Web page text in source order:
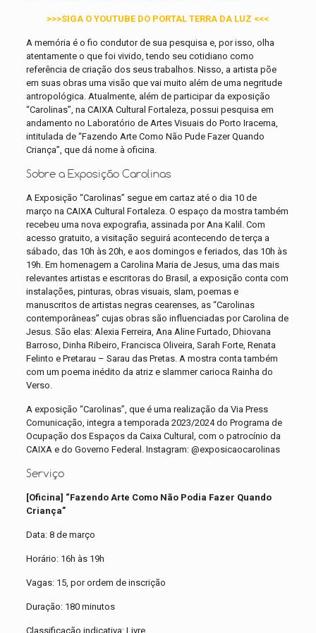
>>>SIGA O YOUTUBE DO PORTAL TERRA DA LUZ <<<
A memória é o fio condutor de sua pesquisa e, por isso, olha
atentamente o que foi vivido, tendo seu cotidiano como
referência de criação dos seus trabalhos. Nisso, a artista põe
em suas obras uma visão que vai muito além de uma negritude
antropológica. Atualmente, além de participar da exposição
“Carolinas”, na CAIXA Cultural Fortaleza, possui pesquisa em
andamento no Laboratório de Artes Visuais do Porto Iracema,
intitulada de “Fazendo Arte Como Não Pude Fazer Quando
Criança”, que dá nome à oficina.
Sobre a Exposição Carolinas
A Exposição “Carolinas” segue em cartaz até o dia 10 de
março na CAIXA Cultural Fortaleza. O espaço da mostra também
recebeu uma nova expografia, assinada por Ana Kalil. Com
acesso gratuito, a visitação seguirá acontecendo de terça a
sábado, das 10h às 20h, e aos domingos e feriados, das 10h às
19h. Em homenagem a Carolina Maria de Jesus, uma das mais
relevantes artistas e escritoras do Brasil, a exposição conta com
instalações, pinturas, obras visuais, slam, poemas e
manuscritos de artistas negras cearenses, as “Carolinas
contemporâneas” cujas obras são influenciadas por Carolina de
Jesus. São elas: Alexia Ferreira, Ana Aline Furtado, Dhiovana
Barroso, Dinha Ribeiro, Francisca Oliveira, Sarah Forte, Renata
Felinto e Pretarau – Sarau das Pretas. A mostra conta também
com um poema inédito da atriz e slammer carioca Rainha do
Verso.
A exposição “Carolinas”, que é uma realização da Via Press
Comunicação, integra a temporada 2023/2024 do Programa de
Ocupação dos Espaços da Caixa Cultural, com o patrocínio da
CAIXA e do Governo Federal. Instagram: @exposicaocarolinas
Serviço
[Oficina] “Fazendo Arte Como Não Podia Fazer Quando
Criança”
Data: 8 de março
Horário: 16h às 19h
Vagas: 15, por ordem de inscrição
Duração: 180 minutos
Classificação indicativa: Livre